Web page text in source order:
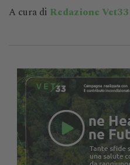
A cura di Redazione Vet33